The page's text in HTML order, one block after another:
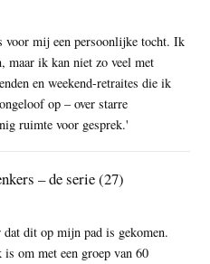
mij een persoonlijke tocht. Ik
maar ik kan niet zo veel met
en weekend-retraites die ik
op – over starre
ruimte voor gesprek.'
– de serie (27)
dit op mijn pad is gekomen.
om met een groep van 60